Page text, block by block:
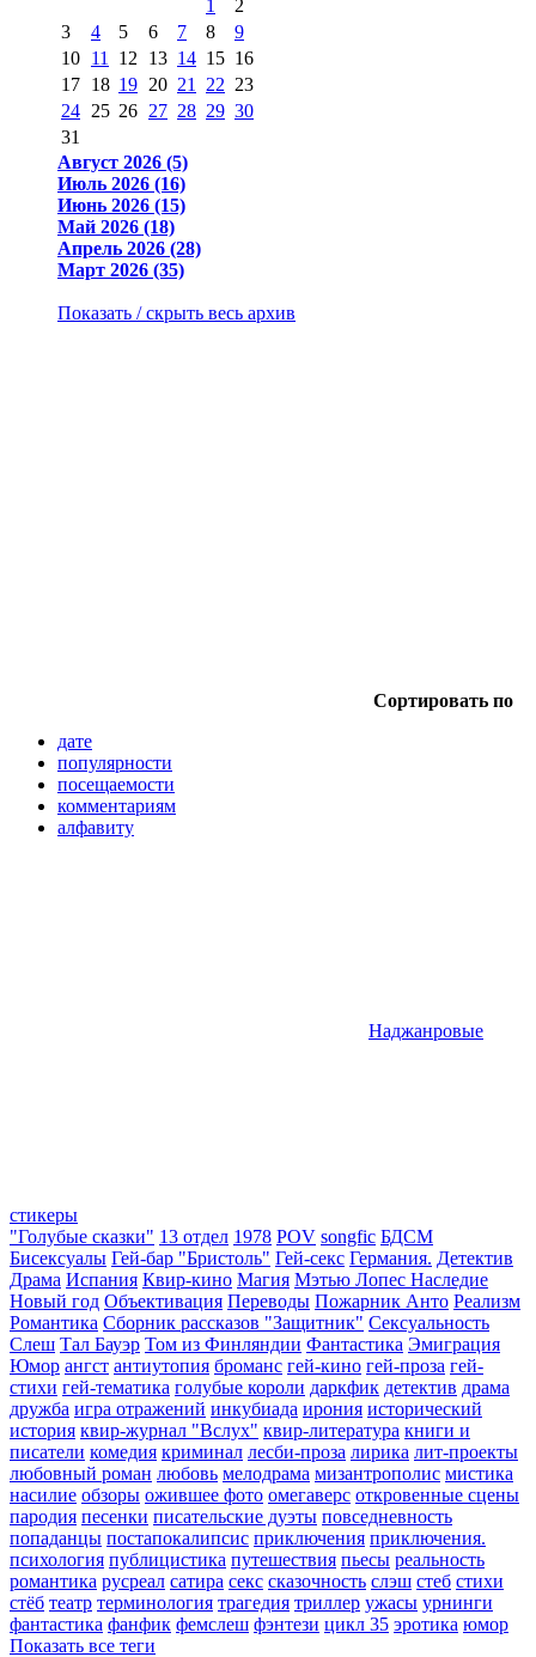
1
2
3
4 5 6 7 8
9
10 11 12 13 14 15 16
17 18 19 20 21 22 23
24 25 26 27 28 29 30
31
Август 2026 (5)
Июль 2026 (16)
Июнь 2026 (15)
Май 2026 (18)
Апрель 2026 (28)
Март 2026 (35)
Показать / скрыть весь архив
Сортировать по
дате
популярности
посещаемости
комментариям
алфавиту
Наджанровые
стикеры
"Голубые сказки" 13 отдел 1978 POV songfic БДСМ
Бисексуалы Гей-бар "Бристоль" Гей-секс Германия. Детектив
Драма Испания Квир-кино Магия Мэтью Лопес Наследие
Новый год Объективация Переводы Пожарник Анто Реализм
Романтика Сборник рассказов "Защитник" Сексуальность
Слеш Тал Бауэр Том из Финляндии Фантастика Эмиграция
Юмор ангст антиутопия броманс гей-кино гей-проза гей-
стихи гей-тематика голубые короли даркфик детектив драма
дружба игра отражений инкубиада ирония исторический
история квир-журнал "Вслух" квир-литература книги и
писатели комедия криминал лесби-проза лирика лит-проекты
любовный роман любовь мелодрама мизантрополис мистика
насилие обзоры ожившее фото омегаверс откровенные сцены
пародия песенки писательские дуэты повседневность
попаданцы постапокалипсис приключения приключения.
психология публицистика путешествия пьесы реальность
романтика русреал сатира секс сказочность слэш стеб стихи
стёб театр терминология трагедия триллер ужасы урнинги
фантастика фанфик фемслеш фэнтези цикл 35 эротика юмор
Показать все теги